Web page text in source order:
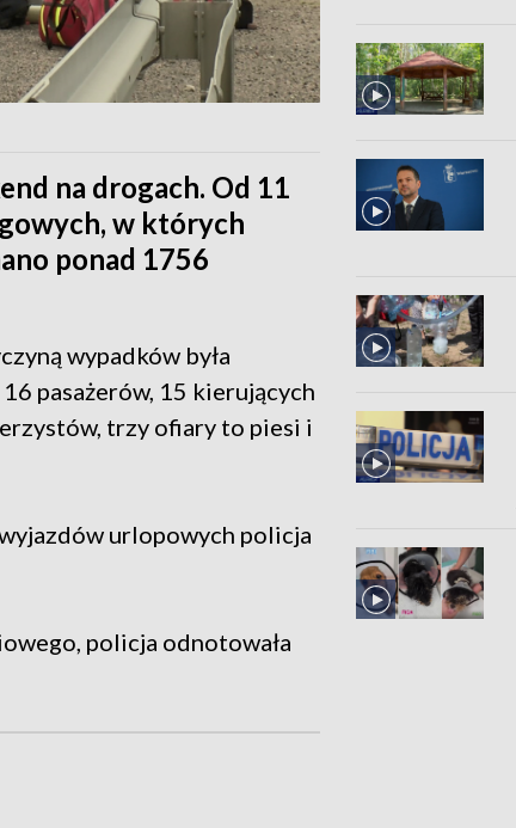
na drogach. Od 11
w których
ponad 1756
wypadków była
pasażerów, 15 kierujących
trzy ofiary to piesi i
urlopowych policja
policja odnotowała